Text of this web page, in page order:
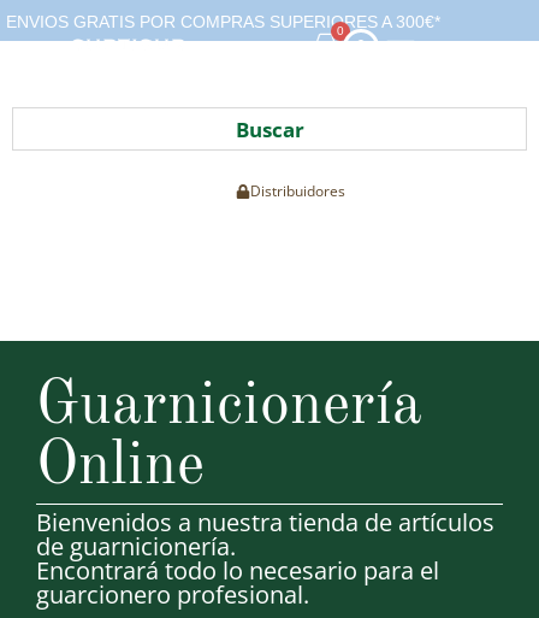
ENVIOS GRATIS POR COMPRAS SUPERIORES A 300€*
0
Distribuidores
Guarnicionería
Online
Bienvenidos a nuestra tienda de artículos
de guarnicionería.
Encontrará todo lo necesario para el
guarcionero profesional.